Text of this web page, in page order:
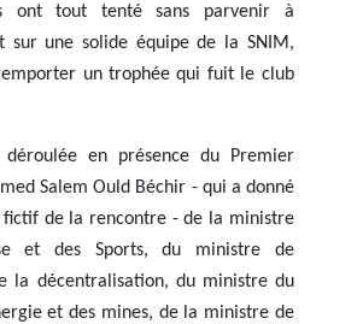
ont tout tenté sans parvenir à
sur une solide équipe de la SNIM,
un trophée qui fuit le club
déroulée en présence du Premier
Salem Ould Béchir - qui a donné
fictif de la rencontre - de la ministre
et des Sports, du ministre de
la décentralisation, du ministre du
et des mines, de la ministre de